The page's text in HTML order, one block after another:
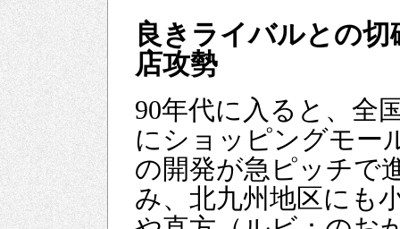
良きライバルとの
店攻勢
90年代に入ると、全
にショッピングモー
の開発が急ピッチで
み、北九州地区にも